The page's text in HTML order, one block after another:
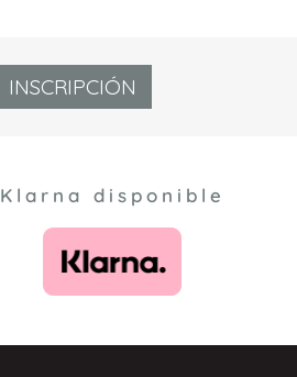
INSCRIPCIÓN
Klarna disponible